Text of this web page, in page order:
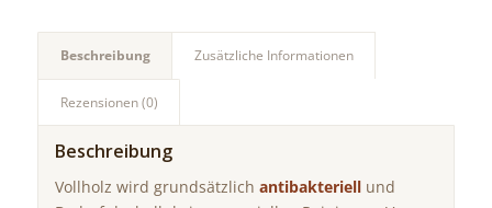
Beschreibung Zusätzliche Informationen
Rezensionen (0)
Beschreibung
Vollholz wird grundsätzlich antibakteriellund